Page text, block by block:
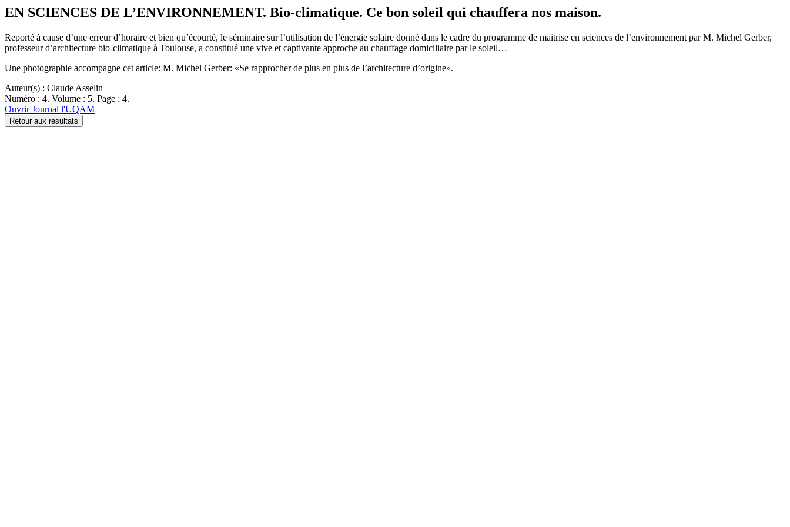
EN SCIENCES DE L’ENVIRONNEMENT. Bio-climatique. Ce bon soleil qui chauffera nos maison.
Reporté à cause d’une erreur d’horaire et bien qu’écourté, le séminaire sur l’utilisation de l’énergie solaire donné dans le cadre du programme de maitrise en sciences de l’environnement par M. Michel Gerber,
professeur d’architecture bio-climatique à Toulouse, a constitué une vive et captivante approche au chauffage domiciliaire par le soleil…
Une photographie accompagne cet article: M. Michel Gerber: «Se rapprocher de plus en plus de l’architecture d’origine».
Auteur(s) : Claude Asselin
Numéro : 4. Volume : 5. Page : 4.
Ouvrir Journal l'UQAM
Retour aux résultats